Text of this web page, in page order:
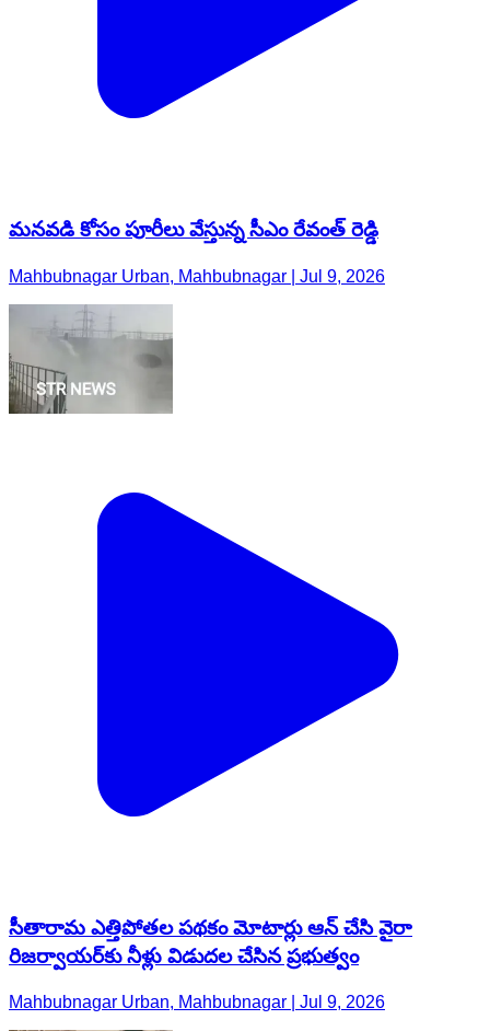
మనవడి కోసం పూరీలు వేస్తున్న సీఎం రేవంత్ రెడ్డి
Mahbubnagar Urban, Mahbubnagar | Jul 9, 2026
సీతారామ ఎత్తిపోతల పథకం మోటార్లు ఆన్ చేసి వైరా
రిజర్వాయర్‌కు నీళ్లు విడుదల చేసిన ప్రభుత్వం
Mahbubnagar Urban, Mahbubnagar | Jul 9, 2026